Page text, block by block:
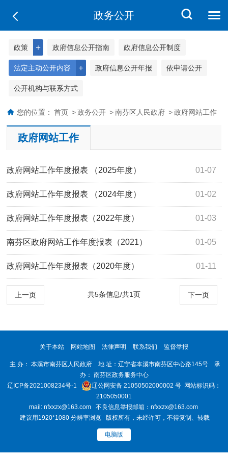
政务公开
＋
政策 政府信息公开指南 政府信息公开制度
＋
法定主动公开内容 政府信息公开年报 依申请公开
公开机构与联系方式
您的位置： 首页 > 政务公开 > 南芬区人民政府 > 政府网站工作
政府网站工作
01-07
政府网站工作年度报表 （2025年度）
01-02
政府网站工作年度报表 （2024年度）
01-03
政府网站工作年度报表（2022年度）
01-05
南芬区政府网站工作年度报表（2021）
01-11
政府网站工作年度报表（2020年度）
上一页 下一页
共5条信息/共1页
关于本站 网站地图 法律声明 联系我们 监督举报
主 办： 本溪市南芬区人民政府 地 址：辽宁省本溪市南芬区中心路145号 承
办： 南芬区政务服务中心
辽ICP备2021008234号-1
辽公网安备 21050502000002 号 网站标识码：
2105050001
mail: nfxxzx@163.com 不良信息举报邮箱：nfxxzx@163.com
建议用1920*1080 分辨率浏览 版权所有，未经许可，不得复制、转载
电脑版